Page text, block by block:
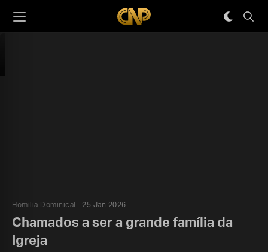
Homilia Dominical 25 Jan 2026
Chamados a ser a grande família da
Igreja